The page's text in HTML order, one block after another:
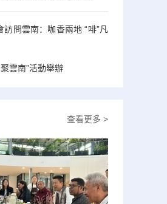
訪問雲南：咖香兩地 “啡”凡
雲南”活動舉辦
查看更多 >